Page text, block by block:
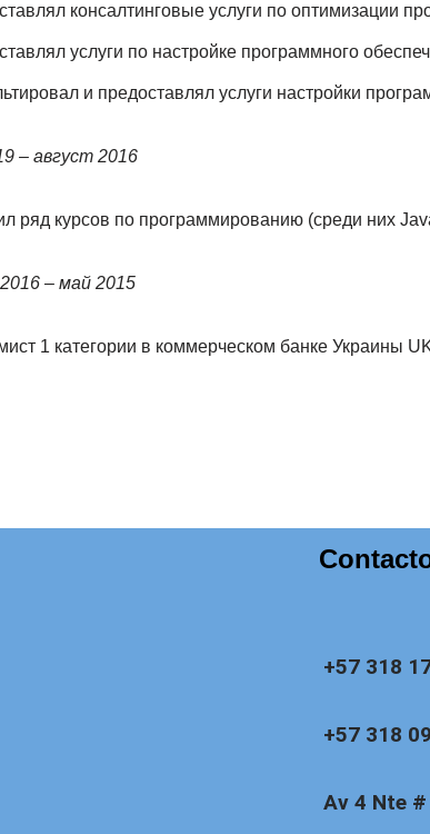
консалтинговые услуги по оптимизации
услуги по настройке программного
и предоставлял услуги настройки
– август 2016
ряд курсов по программированию (среди них
– май 2015
1 категории в коммерческом банке Украины
+57 318
+57 318
Av 4 Nte